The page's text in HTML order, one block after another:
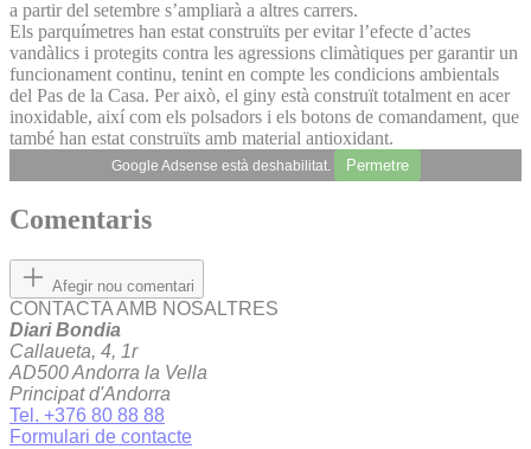
a partir del setembre s’ampliarà a altres carrers.
Els parquímetres han estat construïts per evitar l’efecte d’actes
vandàlics i protegits contra les agressions climàtiques per garantir un
funcionament continu, tenint en compte les condicions ambientals
del Pas de la Casa. Per això, el giny està construït totalment en acer
inoxidable, així com els polsadors i els botons de comandament, que
també han estat construïts amb material antioxidant.
Google Adsense està deshabilitat. Permetre
Comentaris
Afegir nou comentari
CONTACTA AMB NOSALTRES
Diari Bondia
Callaueta, 4, 1r
AD500 Andorra la Vella
Principat d'Andorra
Tel. +376 80 88 88
Formulari de contacte